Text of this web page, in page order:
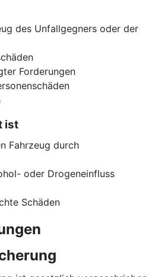
des Unfallgegners oder der
Forderungen
ist
Fahrzeug durch
oder Drogeneinfluss
Schäden